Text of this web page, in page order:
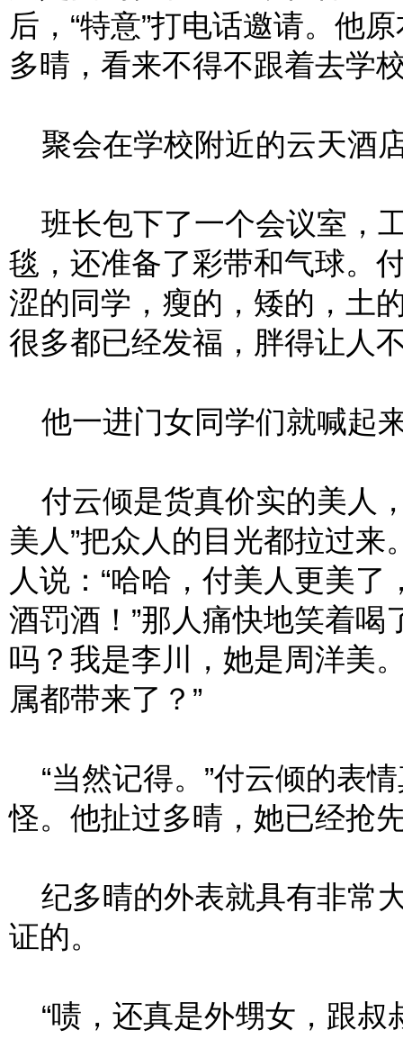
后，“特意”打电话邀请。他
多晴，看来不得不跟着去学
聚会在学校附近的云天酒
班长包下了一个会议室，
毯，还准备了彩带和气球。
涩的同学，瘦的，矮的，土
很多都已经发福，胖得让人
他一进门女同学们就喊起
付云倾是货真价实的美人
美人”把众人的目光都拉过
人说：“哈哈，付美人更美
酒罚酒！”那人痛快地笑着喝
吗？我是李川，她是周洋美
属都带来了？”
“当然记得。”付云倾的表
怪。他扯过多晴，她已经抢
纪多晴的外表就具有非常
证的。
“啧，还真是外甥女，跟叔